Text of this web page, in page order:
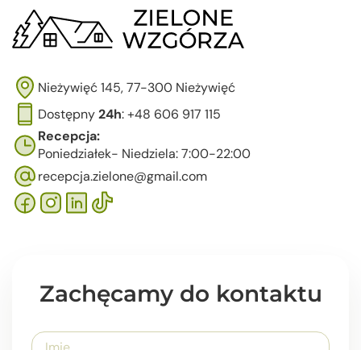
Nieżywięć 145, 77-300 Nieżywięć
Dostępny24h: +48 606 917 115
Recepcja:
Poniedziałek- Niedziela: 7:00-22:00
recepcja.zielone@gmail.com
Zachęcamy do kontaktu